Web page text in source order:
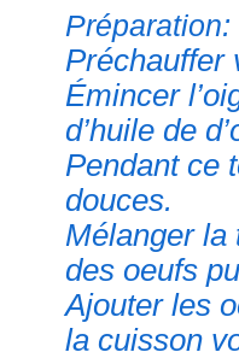
Préparation:
Préchauffer
Émincer
d’huile de
Pendant ce
douces.
Mélanger la
des oeufs
Ajouter les
la cuisson